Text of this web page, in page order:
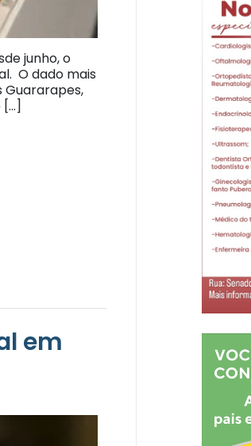
junho, o
O dado mais
[…]
em